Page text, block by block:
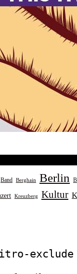
Band Berghain Berlin
Kreuzberg Kultur